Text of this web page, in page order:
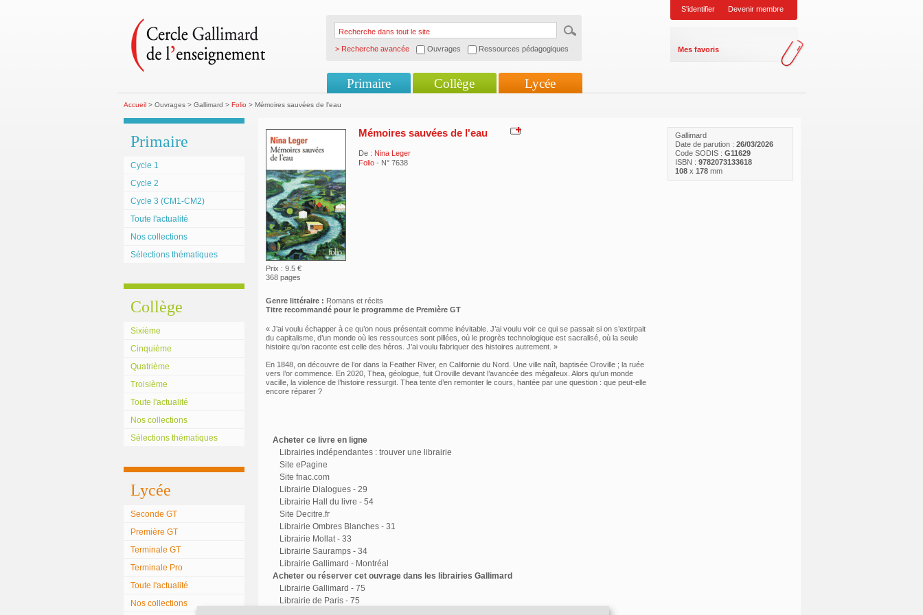
> Recherche avancée Ouvrages Ressources pédagogiques
S'identifier Devenir membre
Mes favoris
Primaire Collège Lycée
Accueil> Ouvrages > Gallimard > Folio > Mémoires sauvées de l'eau
Primaire
Cycle 1
Cycle 2
Cycle 3 (CM1-CM2)
Toute l'actualité
Nos collections
Sélections thématiques
Collège
Sixième
Cinquième
Quatrième
Troisième
Toute l'actualité
Nos collections
Sélections thématiques
Lycée
Seconde GT
Première GT
Terminale GT
Terminale Pro
Toute l'actualité
Nos collections
Gallimard
Date de parution : 26/03/2026
Code SODIS : G11629
ISBN : 9782073133618
108x 178mm
Prix : 9.5 €
368 pages
Mémoires sauvées de l'eau
De : Nina Leger
Folio - N° 7638
Genre littéraire : Romans et récits
Titre recommandé pour le programme de Première GT
« J’ai voulu échapper à ce qu’on nous présentait comme inévitable. J’ai voulu voir ce qui se passait si on s’extirpait
du capitalisme, d’un monde où les ressources sont pillées, où le progrès technologique est sacralisé, où la seule
histoire qu’on raconte est celle des héros. J’ai voulu fabriquer des histoires autrement. »
En 1848, on découvre de l’or dans la Feather River, en Californie du Nord. Une ville naît, baptisée Oroville ; la ruée
vers l’or commence. En 2020, Thea, géologue, fuit Oroville devant l’avancée des mégafeux. Alors qu’un monde
vacille, la violence de l’histoire ressurgit. Thea tente d’en remonter le cours, hantée par une question : que peut-elle
encore réparer ?
Acheter ce livre en ligne
Librairies indépendantes : trouver une librairie
Site ePagine
Site fnac.com
Librairie Dialogues - 29
Librairie Hall du livre - 54
Site Decitre.fr
Librairie Ombres Blanches - 31
Librairie Mollat - 33
Librairie Sauramps - 34
Librairie Gallimard - Montréal
Acheter ou réserver cet ouvrage dans les librairies Gallimard
Librairie Gallimard - 75
Librairie de Paris - 75